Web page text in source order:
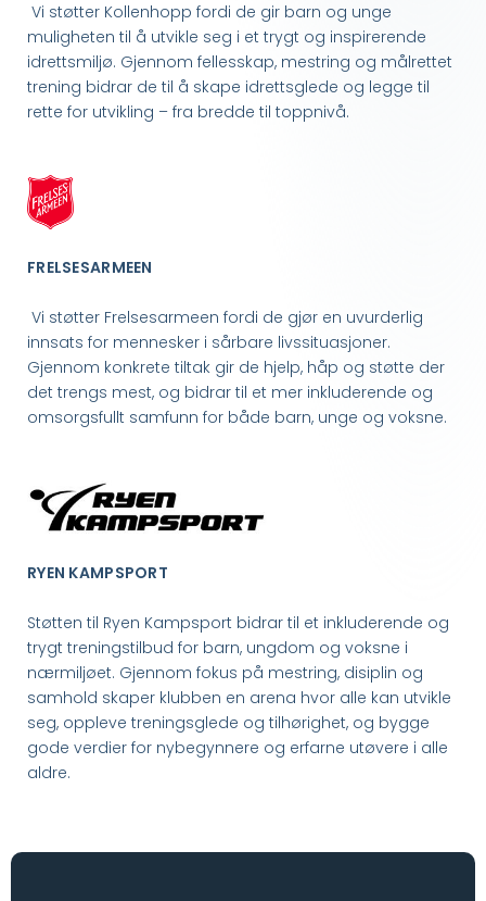
Vi støtter Kollenhopp fordi de gir barn og unge
muligheten til å utvikle seg i et trygt og inspirerende
idrettsmiljø. Gjennom fellesskap, mestring og målrettet
trening bidrar de til å skape idrettsglede og legge til
rette for utvikling – fra bredde til toppnivå.
FRELSESARMEEN
Vi støtter Frelsesarmeen fordi de gjør en uvurderlig
innsats for mennesker i sårbare livssituasjoner.
Gjennom konkrete tiltak gir de hjelp, håp og støtte der
det trengs mest, og bidrar til et mer inkluderende og
omsorgsfullt samfunn for både barn, unge og voksne.
RYEN KAMPSPORT
Støtten til Ryen Kampsport bidrar til et inkluderende og
trygt treningstilbud for barn, ungdom og voksne i
nærmiljøet. Gjennom fokus på mestring, disiplin og
samhold skaper klubben en arena hvor alle kan utvikle
seg, oppleve treningsglede og tilhørighet, og bygge
gode verdier for nybegynnere og erfarne utøvere i alle
aldre.